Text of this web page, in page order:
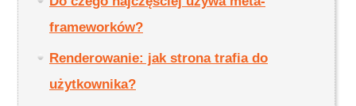
frameworków?
Renderowanie: jak strona trafia do
użytkownika?